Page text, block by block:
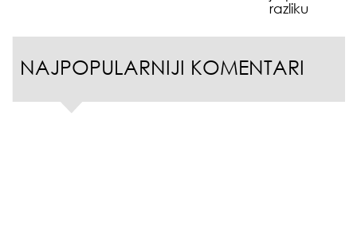
razliku
NAJPOPULARNIJI KOMENTARI